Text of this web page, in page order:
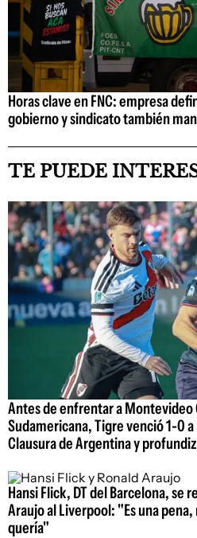
Horas clave en FNC: empresa
gobierno y sindicato también
TE PUEDE
Antes de enfrentar a Montevideo
Sudamericana, Tigre venció 1-0
Clausura de Argentina y
Hansi Flick, DT del Barcelona, se
Araujo al Liverpool: "Es una
quería"